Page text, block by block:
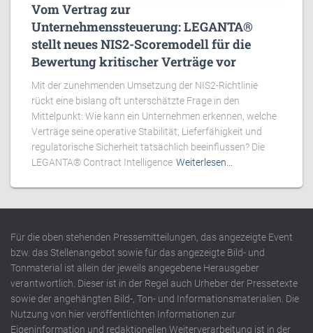
Vom Vertrag zur
Unternehmenssteuerung: LEGANTA®
stellt neues NIS2-Scoremodell für die
Bewertung kritischer Verträge vor
Mit der zunehmenden Umsetzung der NIS2-Richtlinie
rückt eine bislang oft unterschätzte Frage in den
Mittelpunkt: Wie kann ein Unternehmen erkennen, welche
Verträge seine operative Stabilität, Lieferfähigkeit und
regulatorische Sicherheit tatsächlich beeinflussen? Die
LEGANTA® Contract Intelligence Weiterlesen…
Für die oben stehenden Pressemitteilungen, das angezeigte Event
bzw. das Stellenangebot sowie für das angezeigte Bild- und
Tonmaterial ist allein der jeweils angegebene Herausgeber
verantwortlich. Dieser ist in der Regel auch Urheber der Pressetexte
sowie der angehängten Bild-, Ton- und Informationsmaterialien. Die
Nutzung von hier veröffentlichten Informationen zur
Eigeninformation und redaktionellen Weiterverarbeitung ist in der